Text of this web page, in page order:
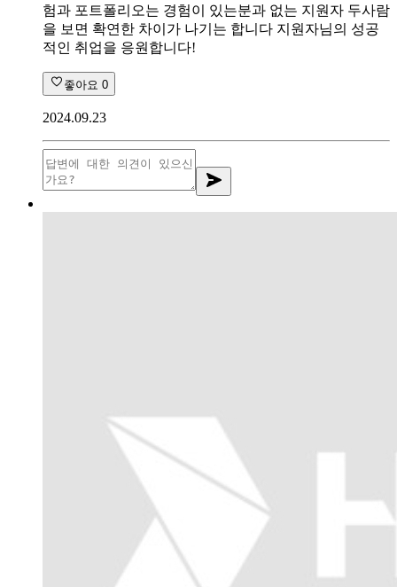
험과 포트폴리오는 경험이 있는분과 없는 지원자 두사람
을 보면 확연한 차이가 나기는 합니다 지원자님의 성공
적인 취업을 응원합니다!
좋아요 0
2024.09.23